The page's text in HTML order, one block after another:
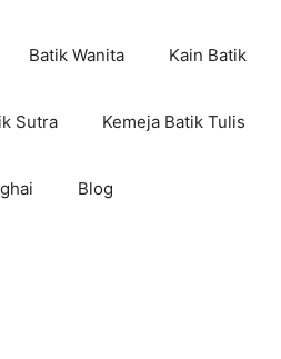
Batik Wanita Kain Batik
Sutra Kemeja Batik Tulis
Blog